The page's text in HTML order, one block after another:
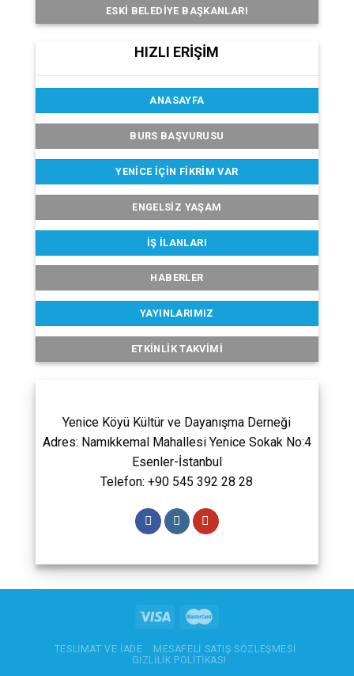
ESKI BELEDIYE BAŞKANLARI
HIZLI ERİŞİM
ANASAYFA
BURS BAŞVURUSU
YENICE İÇIN FIKRIM VAR
ENGELSIZ YAŞAM
İŞ İLANLARI
HABERLER
YAYINLARIMIZ
ETKINLIK TAKVIMI
Yenice Köyü Kültür ve Dayanışma Derneği
Adres: Namıkkemal Mahallesi Yenice Sokak No:4
Esenler-İstanbul
Telefon: +90 545 392 28 28
TESLIMAT VE İADE
MESAFELI SATIŞ SÖZLEŞMESI
GIZLILIK POLITIKASI